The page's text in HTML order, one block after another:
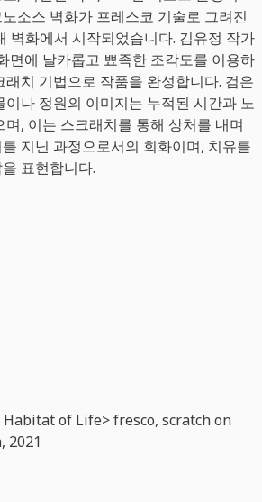
소스 벽화가 프레스코 기술로 그려진
벽화에서 시작되었습니다. 김유정 작가
면에 날카롭고 뾰족한 조각도를 이용하
치 기법으로 작품을 완성합니다. 검은
이나 정원의 이미지는 누적된 시간과 노
, 이는 스크래치를 통해 상처를 내며
지닌 과정으로서의 회화이며, 치유를
표현합니다.
Habitat of Life> fresco, scratch on
2021